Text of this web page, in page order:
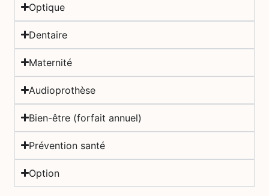
Optique
Dentaire
Maternité
Audioprothèse
Bien-être (forfait annuel)
Prévention santé
Option